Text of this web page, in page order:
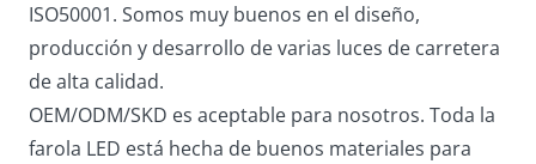
ISO50001. Somos muy buenos en el diseño,
producción y desarrollo de varias luces de carretera
de alta calidad.
OEM/ODM/SKD es aceptable para nosotros. Toda la
farola LED está hecha de buenos materiales para